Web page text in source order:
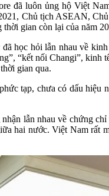
đã luôn ủng hộ Việt
Chủ tịch ASEAN,
gian còn lại của năm
học hỏi lẫn nhau về
“kết nối Changi”,
gian qua.
tạp, chưa có dấu
lẫn nhau về chứng
hai nước. Việt Nam